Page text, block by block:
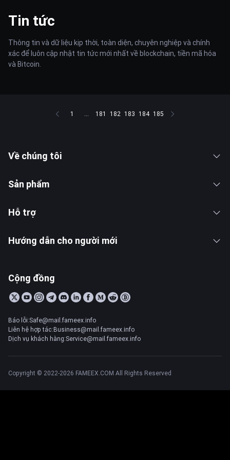
Tin tức
Thông tin và dữ liệu kịp thời, toàn diện, chuyên nghiệp và chính
xác để luôn cập nhật tin tức mới nhất về blockchain, tiền mã hóa
và Bitcoin.
1 ... 181 182 183 184 185
Về chúng tôi
Sản phẩm
Hỗ trợ
Hướng dẫn cho người mới
Cộng đồng
Báo lỗi:Safe@mail.fameex.info
Liên hệ hợp tác:Business@mail.fameex.info
Dịch vụ khách hàng:Service@mail.fameex.info
Copyright © 2022-2026 FAMEEX.COM All Rights Reserved